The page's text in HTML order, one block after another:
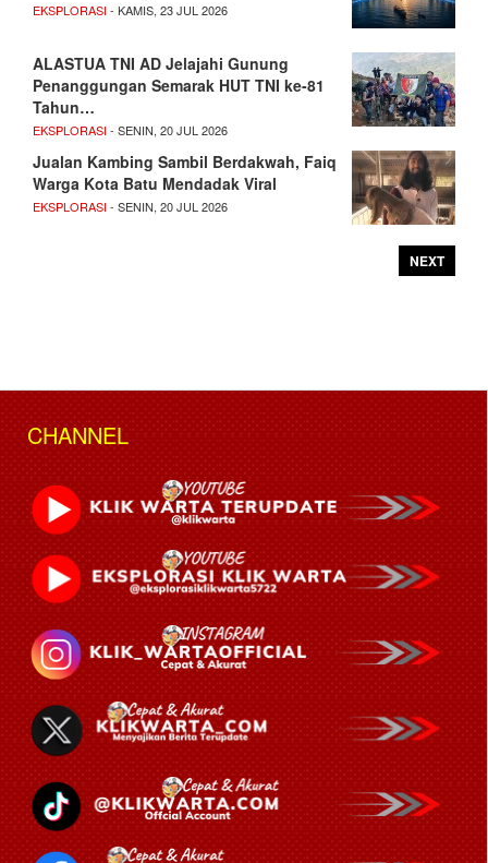
EKSPLORASI- KAMIS, 23 JUL 2026
ALASTUA TNI AD Jelajahi Gunung
Penanggungan Semarak HUT TNI ke-81
Tahun…
EKSPLORASI- SENIN, 20 JUL 2026
Jualan Kambing Sambil Berdakwah, Faiq
Warga Kota Batu Mendadak Viral
EKSPLORASI- SENIN, 20 JUL 2026
NEXT
CHANNEL